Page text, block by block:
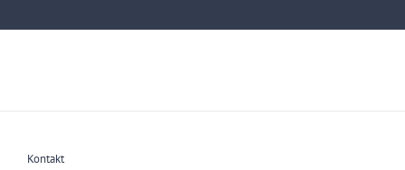
Kontakt